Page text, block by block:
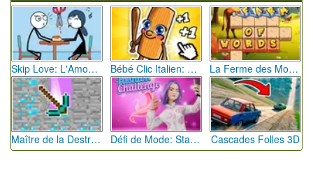
Skip Love: L'Amour en Péril Bébé Clic Italien: La Folie des Petits Bambins La Ferme des Mots - Cultivez votre Vocabulaire
Maître de la Destruction: Fusion de Pioches Défi de Mode: Star du Podium Cascades Folles 3D